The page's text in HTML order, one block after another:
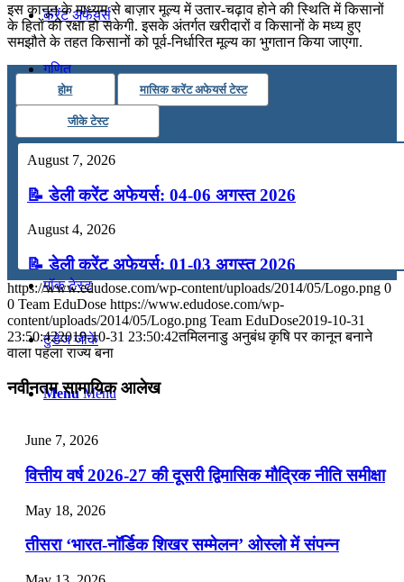
करेंट अफेयर्स
गणित
तर्कशक्ति
अंग्रेजी
मॉक टेस्ट
टुडेज जीके
Menu Menu
इस कानून के माध्यम से बाज़ार मूल्य में उतार-चढ़ाव होने की स्थिति में किसानों
के हितों की रक्षा हो सकेगी. इसके अंतर्गत खरीदारों व किसानों के मध्य हुए
समझौते के तहत किसानों को पूर्व-निर्धारित मूल्य का भुगतान किया जाएगा.
होम मासिक करेंट अफेयर्स टेस्ट
जीके टेस्ट
August 7, 2026
📝 डेली करेंट अफेयर्स: 04-06 अगस्त 2026
August 4, 2026
📝 डेली करेंट अफेयर्स: 01-03 अगस्त 2026
July 31, 2026
📝 डेली करेंट अफेयर्स: 28-31 जुलाई 2026
📝 डेली करेंट अफेयर्स: 25-27 जुलाई 2026
July 25, 2026
📝 डेली करेंट अफेयर्स: 22-24 जुलाई 2026
July 22, 2026
📝 डेली करेंट अफेयर्स: 19-21 जुलाई 2026
July 19, 2026
https://www.edudose.com/wp-content/uploads/2014/05/Logo.png 0
0 Team EduDose https://www.edudose.com/wp-
content/uploads/2014/05/Logo.png Team EduDose2019-10-31
23:50:422019-10-31 23:50:42तमिलनाडु अनुबंध कृषि पर कानून बनाने
वाला पहला राज्य बना
नवीनतम सामायिक आलेख
June 7, 2026
वित्तीय वर्ष 2026-27 की दूसरी द्विमासिक मौद्रिक नीति समीक्षा
May 18, 2026
तीसरा ‘भारत-नॉर्डिक शिखर सम्मेलन’ ओस्लो में संपन्न